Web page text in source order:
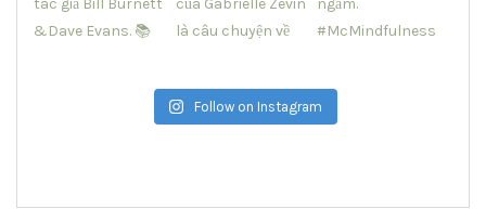
Follow on Instagram